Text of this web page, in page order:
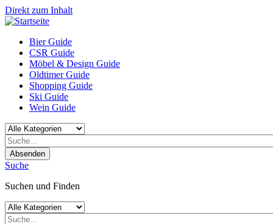
Direkt zum Inhalt
Bier Guide
CSR Guide
Möbel & Design Guide
Oldtimer Guide
Shopping Guide
Ski Guide
Wein Guide
Absenden
Suche
Suchen und Finden